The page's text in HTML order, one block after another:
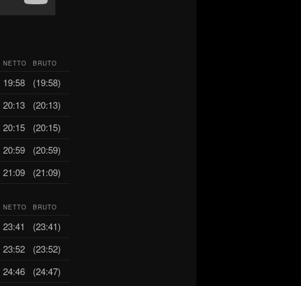
NETTO BRUTO
19:58
(19:58)
20:13
(20:13)
20:15
(20:15)
20:59
(20:59)
21:09 (21:09)
NETTO BRUTO
23:41
(23:41)
23:52
(23:52)
24:46
(24:47)